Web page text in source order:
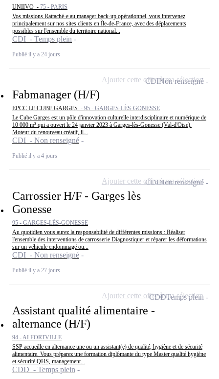
UNIIVO - 75 - PARIS
Vos missions Rattaché-e au manager back-up opérationnel, vous intervenez
principalement sur nos sites clients en Île-de-France, avec des déplacements
possibles sur l'ensemble du territoire national...
CDI - Temps plein
Publié il y a 24 jours
Fabmanager (H/F)
EPCC LE CUBE GARGES - 95 - GARGES-LÈS-GONESSE
Le Cube Garges est un pôle d'innovation culturelle interdisciplinaire et numérique de
10 000 m² qui a ouvert le 24 janvier 2023 à Garges-lès-Gonesse (Val-d'Oise).
Moteur du renouveau créatif, il...
CDI - Non renseigné
Publié il y a 4 jours
CDINon renseigné
Ajouter cette offre à ma sélection
Carrossier H/F - Garges lès
Gonesse
95 - GARGES-LÈS-GONESSE
Au quotidien vous aurez la responsabilité de différentes missions : Réaliser
l'ensemble des interventions de carrosserie Diagnostiquer et réparer les déformations
sur un véhicule endommagé ou...
CDI - Non renseigné
Publié il y a 27 jours
CDINon renseigné
Ajouter cette offre à ma sélection
Assistant qualité alimentaire -
alternance (H/F)
94 - ALFORTVILLE
SSP accueille en alternance une ou un assistant(e) de qualité, hygiène et de sécurité
alimentaire. Vous préparez une formation diplômante du type Master qualité hygiène
et sécurité QHS, management...
CDD - Temps plein
CDDTemps plein
Ajouter cette offre à ma sélection